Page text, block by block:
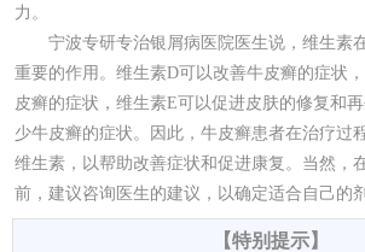
力。
宁波专研专治银屑病医院医生说，维生素
重要的作用。维生素D可以改善牛皮癣的症状
皮癣的症状，维生素E可以促进皮肤的修复和
少牛皮癣的症状。因此，牛皮癣患者在治疗过
维生素，以帮助改善症状和促进康复。当然，
前，建议咨询医生的建议，以确定适合自己的
【特别提示】